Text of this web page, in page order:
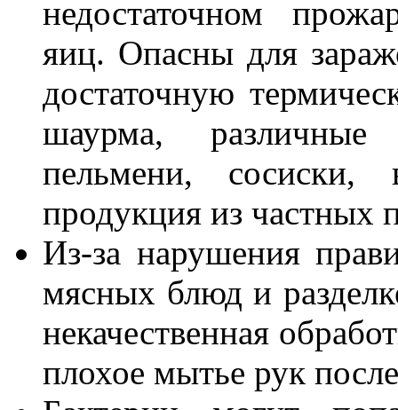
недостаточном
яиц. Опасны для
достаточную
шаурма,
пельмени, сосиски,
продукция из частных
Из-за нарушения
мясных блюд и
некачественная
плохое мытье рук